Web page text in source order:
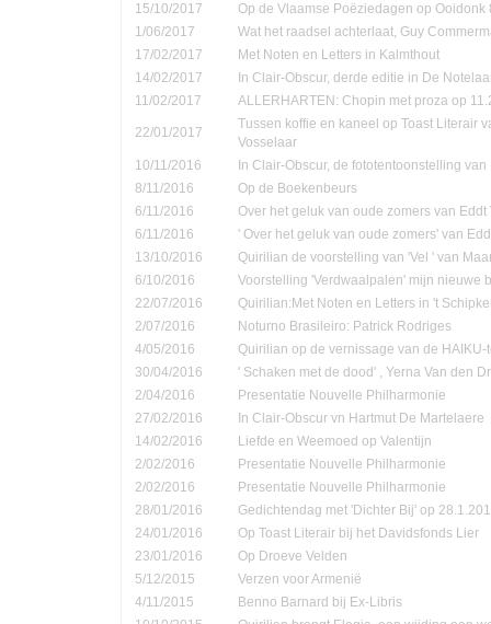
15/10/2017
Op de Vlaamse Poëziedagen op
1/06/2017
Wat het raadsel achterlaat, Guy
17/02/2017
Met Noten en Letters in Kalmthout
14/02/2017
In Clair-Obscur, derde editie in De
11/02/2017
ALLERHARTEN: Chopin met proza op
22/01/2017
Tussen koffie en kaneel op Toast Literair
Vosselaar
10/11/2016
In Clair-Obscur, de fototentoonstelling
8/11/2016
Op de Boekenbeurs
6/11/2016
Over het geluk van oude zomers van Eddt
6/11/2016
' Over het geluk van oude zomers' van
13/10/2016
Quirilian de voorstelling van 'Vel ' van
6/10/2016
Voorstelling 'Verdwaalpalen' mijn nieuwe
22/07/2016
Quirilian:Met Noten en Letters in 't
2/07/2016
Noturno Brasileiro: Patrick Rodriges
4/05/2016
Quirilian op de vernissage van de
30/04/2016
' Schaken met de dood' , Yerna Van den
2/04/2016
Presentatie Nouvelle Philharmonie
27/02/2016
In Clair-Obscur vn Hartmut De Martelaere
14/02/2016
Liefde en Weemoed op Valentijn
2/02/2016
Presentatie Nouvelle Philharmonie
2/02/2016
Presentatie Nouvelle Philharmonie
28/01/2016
Gedichtendag met 'Dichter Bij' op
24/01/2016
Op Toast Literair bij het Davidsfonds Lier
23/01/2016
Op Droeve Velden
5/12/2015
Verzen voor Armenië
4/11/2015
Benno Barnard bij Ex-Libris